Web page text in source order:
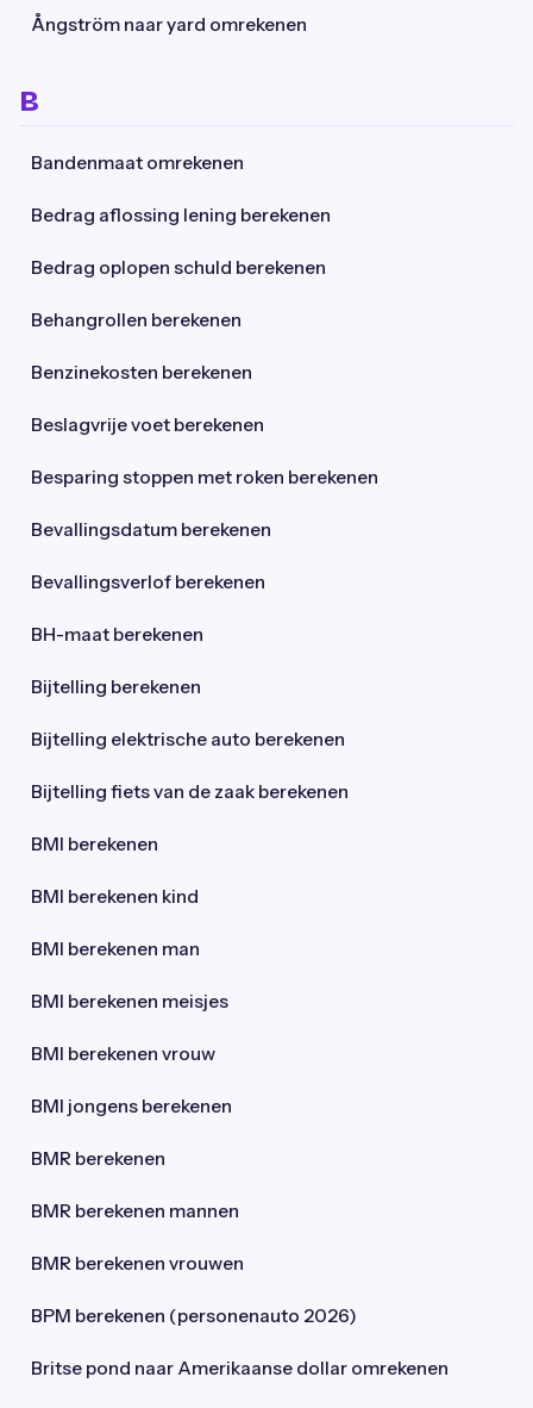
Ångström naar yard omrekenen
B
Bandenmaat omrekenen
Bedrag aflossing lening berekenen
Bedrag oplopen schuld berekenen
Behangrollen berekenen
Benzinekosten berekenen
Beslagvrije voet berekenen
Besparing stoppen met roken berekenen
Bevallingsdatum berekenen
Bevallingsverlof berekenen
BH-maat berekenen
Bijtelling berekenen
Bijtelling elektrische auto berekenen
Bijtelling fiets van de zaak berekenen
BMI berekenen
BMI berekenen kind
BMI berekenen man
BMI berekenen meisjes
BMI berekenen vrouw
BMI jongens berekenen
BMR berekenen
BMR berekenen mannen
BMR berekenen vrouwen
BPM berekenen (personenauto 2026)
Britse pond naar Amerikaanse dollar omrekenen